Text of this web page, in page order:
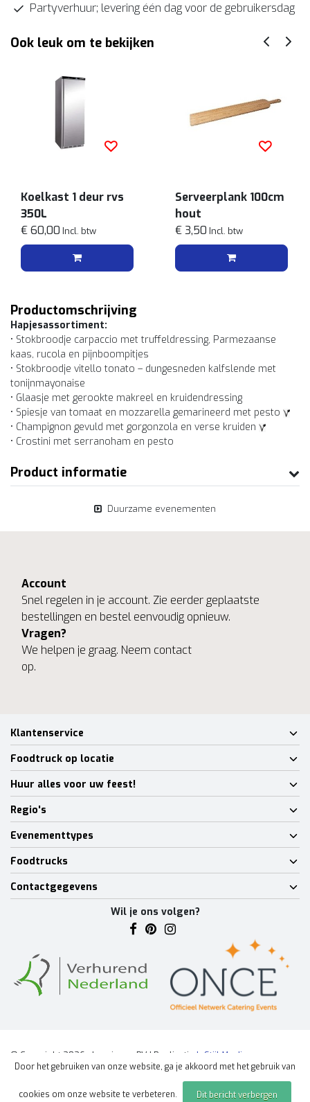
Partyverhuur; levering één dag voor de gebruikersdag
Ook leuk om te bekijken
Koelkast 1 deur rvs
350L
€ 60,00 Incl. btw
Serveerplank 100cm
hout
€ 3,50 Incl. btw
Productomschrijving
Hapjesassortiment:
• Stokbroodje carpaccio met truffeldressing, Parmezaanse
kaas, rucola en pijnboompitjes
• Stokbroodje vitello tonato – dungesneden kalfslende met
tonijnmayonaise
• Glaasje met gerookte makreel en kruidendressing
• Spiesje van tomaat en mozzarella gemarineerd met pesto
• Champignon gevuld met gorgonzola en verse kruiden
• Crostini met serranoham en pesto
Product informatie
Duurzame evenementen
Account
Snel regelen in je account. Zie eerder geplaatste
bestellingen en bestel eenvoudig opnieuw.
Vragen?
We helpen je graag. Neem contact
op.
Klantenservice
Foodtruck op locatie
Huur alles voor uw feest!
Regio's
Evenementtypes
Foodtrucks
Contactgegevens
Wil je ons volgen?
© Copyright 2026 - Lumineux BV | Realisatie
InStijl Media
Algemene voorwaarden|Disclaimer|Privacy Policy|Sitemap |
Door het gebruiken van onze website, ga je akkoord met het gebruik van
cookies om onze website te verbeteren. Dit bericht verbergen